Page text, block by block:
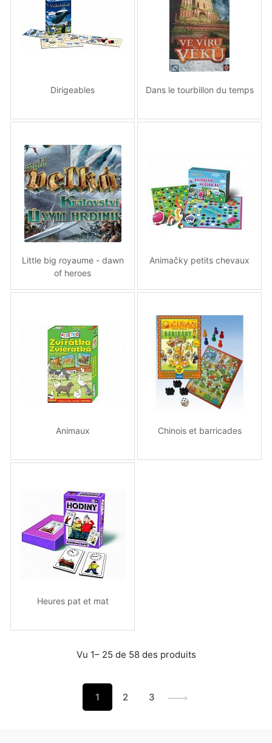
Dirigeables Dans le tourbillon du temps
Little big royaume - dawn
of heroes
Animačky petits chevaux
Animaux Chinois et barricades
Heures pat et mat
Vu 1– 25 de 58 des produits
1 2 3